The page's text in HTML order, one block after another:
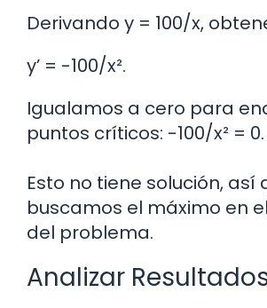
Derivando y = 100/x,
y’ = -100/x².
Igualamos a cero para
puntos críticos: -100/x² = 0.
Esto no tiene solución, así
buscamos el máximo en
del problema.
Analizar